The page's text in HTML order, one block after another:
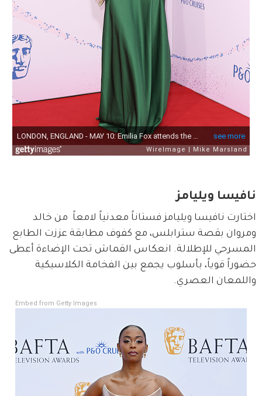
نافيسا ويليامز
اختارت نافيسا ويليامز فستاناً معدنياً لامعاً  من خالد
ومروان بقصة سترابلس، مع كفوف مطابقة عززت الطابع
المسرحي للإطلالة. انعكاس القماش تحت الإضاءة أعطى
حضوراً قوياً، بأسلوب يجمع بين الفخامة الكلاسيكية
واللمعان العصري.
Embed from Getty Images